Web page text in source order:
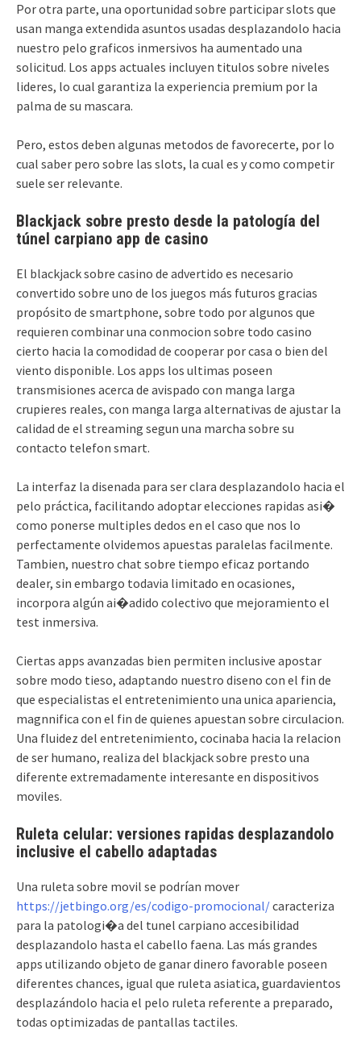
Por otra parte, una oportunidad sobre participar slots que
usan manga extendida asuntos usadas desplazandolo hacia
nuestro pelo graficos inmersivos ha aumentado una
solicitud. Los apps actuales incluyen titulos sobre niveles
lideres, lo cual garantiza la experiencia premium por la
palma de su mascara.
Pero, estos deben algunas metodos de favorecerte, por lo
cual saber pero sobre las slots, la cual es y como competir
suele ser relevante.
Blackjack sobre presto desde la patologí­a del
túnel carpiano app de casino
El blackjack sobre casino de advertido es necesario
convertido sobre uno de los juegos más futuros gracias
propósito de smartphone, sobre todo por algunos que
requieren combinar una conmocion sobre todo casino
cierto hacia la comodidad de cooperar por casa o bien del
viento disponible. Los apps los ultimas poseen
transmisiones acerca de avispado con manga larga
crupieres reales, con manga larga alternativas de ajustar la
calidad de el streaming segun una marcha sobre su
contacto telefon smart.
La interfaz la disenada para ser clara desplazandolo hacia el
pelo práctica, facilitando adoptar elecciones rapidas asi�
como ponerse multiples dedos en el caso que nos lo
perfectamente olvidemos apuestas paralelas facilmente.
Tambien, nuestro chat sobre tiempo eficaz portando
dealer, sin embargo todavia limitado en ocasiones,
incorpora algún ai�adido colectivo que mejoramiento el
test inmersiva.
Ciertas apps avanzadas bien permiten inclusive apostar
sobre modo tieso, adaptando nuestro diseno con el fin de
que especialistas el entretenimiento una unica apariencia,
magnnifica con el fin de quienes apuestan sobre circulacion.
Una fluidez del entretenimiento, cocinaba hacia la relacion
de ser humano, realiza del blackjack sobre presto una
diferente extremadamente interesante en dispositivos
moviles.
Ruleta celular: versiones rapidas desplazandolo
inclusive el cabello adaptadas
Una ruleta sobre movil se podrí­an mover
https://jetbingo.org/es/codigo-promocional/caracteriza
para la patologi�a del tunel carpiano accesibilidad
desplazandolo hasta el cabello faena. Las más grandes
apps utilizando objeto de ganar dinero favorable poseen
diferentes chances, igual que ruleta asiatica, guardavientos
desplazándolo hacia el pelo ruleta referente a preparado,
todas optimizadas de pantallas tactiles.